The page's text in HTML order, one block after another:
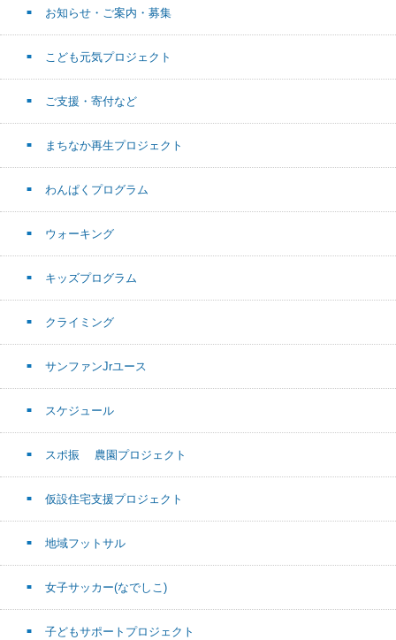
お知らせ・ご案内・募集
こども元気プロジェクト
ご支援・寄付など
まちなか再生プロジェクト
わんぱくプログラム
ウォーキング
キッズプログラム
クライミング
サンファンJrユース
スケジュール
スポ振 農園プロジェクト
仮設住宅支援プロジェクト
地域フットサル
女子サッカー(なでしこ)
子どもサポートプロジェクト